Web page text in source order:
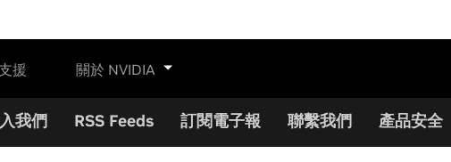
援 關於 NVIDIA
我們 RSS Feeds 訂閱電子報 聯繫我們 產品安全